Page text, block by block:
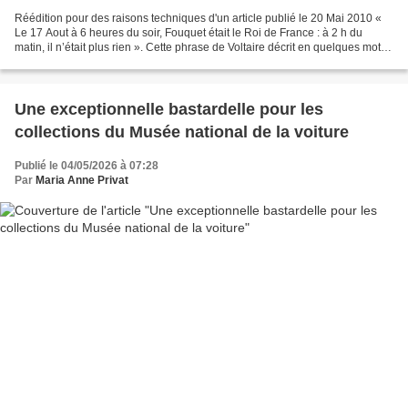
Réédition pour des raisons techniques d'un article publié le 20 Mai 2010 «
Le 17 Aout à 6 heures du soir, Fouquet était le Roi de France : à 2 h du
matin, il n’était plus rien ». Cette phrase de Voltaire décrit en quelques mots
Une exceptionnelle bastardelle pour les
collections du Musée national de la voiture
Publié le 04/05/2026 à 07:28
Par Maria Anne Privat